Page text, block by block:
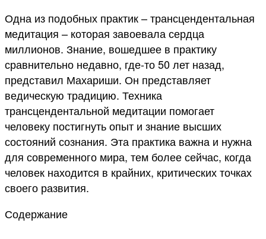
Одна из подобных практик – трансцендентальная
медитация – которая завоевала сердца
миллионов. Знание, вошедшее в практику
сравнительно недавно, где-то 50 лет назад,
представил Махариши. Он представляет
ведическую традицию. Техника
трансцендентальной медитации помогает
человеку постигнуть опыт и знание высших
состояний сознания. Эта практика важна и нужна
для современного мира, тем более сейчас, когда
человек находится в крайних, критических точках
своего развития.
Содержание